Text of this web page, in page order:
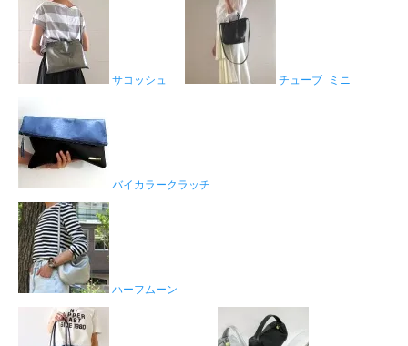
サコッシュ チューブ_ミニ
バイカラークラッチ
ハーフムーン